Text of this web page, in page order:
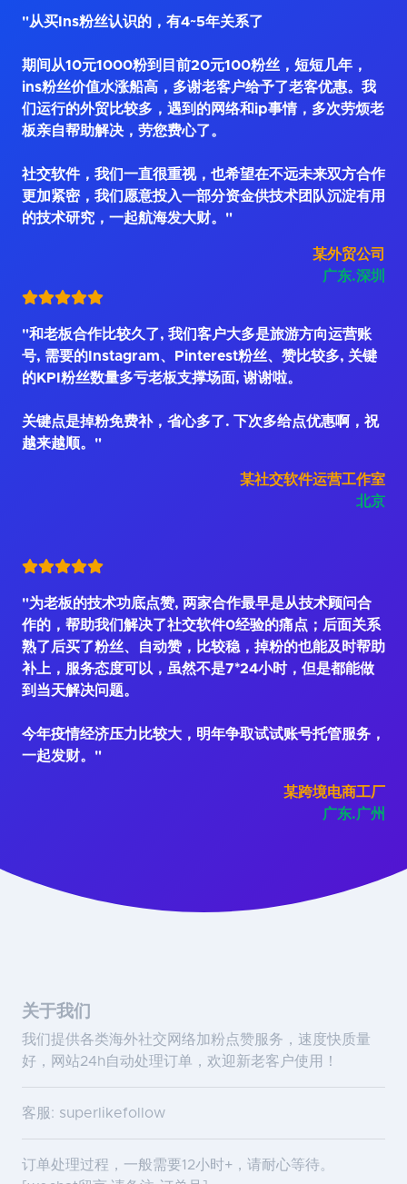
"从买Ins粉丝认识的，有4~5年关系了
期间从10元1000粉到目前20元100粉丝，短短几年，
ins粉丝价值水涨船高，多谢老客户给予了老客优惠。我
们运行的外贸比较多，遇到的网络和ip事情，多次劳烦老
板亲自帮助解决，劳您费心了。
社交软件，我们一直很重视，也希望在不远未来双方合作
更加紧密，我们愿意投入一部分资金供技术团队沉淀有用
的技术研究，一起航海发大财。"
某外贸公司
广东.深圳
"和老板合作比较久了, 我们客户大多是旅游方向运营账
号, 需要的Instagram、Pinterest粉丝、赞比较多, 关键
的KPI粉丝数量多亏老板支撑场面, 谢谢啦。
关键点是掉粉免费补，省心多了. 下次多给点优惠啊，祝
越来越顺。"
某社交软件运营工作室
北京
"为老板的技术功底点赞, 两家合作最早是从技术顾问合
作的，帮助我们解决了社交软件0经验的痛点；后面关系
熟了后买了粉丝、自动赞，比较稳，掉粉的也能及时帮助
补上，服务态度可以，虽然不是7*24小时，但是都能做
到当天解决问题。
今年疫情经济压力比较大，明年争取试试账号托管服务，
一起发财。"
某跨境电商工厂
广东.广州
关于我们
我们提供各类海外社交网络加粉点赞服务，速度快质量
好，网站24h自动处理订单，欢迎新老客户使用！
客服: superlikefollow
订单处理过程，一般需要12小时+，请耐心等待。